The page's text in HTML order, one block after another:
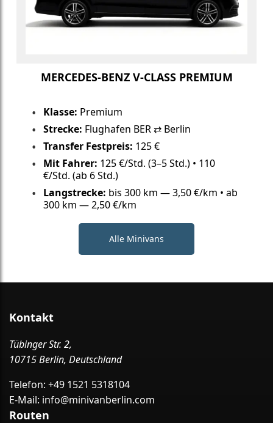
MERCEDES-BENZ V-CLASS PREMIUM
Klasse: Premium
Strecke: Flughafen BER ⇄ Berlin
Transfer Festpreis: 125 €
Mit Fahrer: 125 €/Std. (3–5 Std.) • 110
€/Std. (ab 6 Std.)
Langstrecke: bis 300 km — 3,50 €/km • ab
300 km — 2,50 €/km
Alle Minivans
Kontakt
Tübinger Str. 2,
10715 Berlin, Deutschland
Telefon: +49 1521 5318104
E-Mail: info@minivanberlin.com
Routen